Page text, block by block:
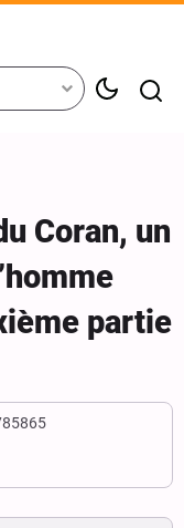
Coran, un
partie